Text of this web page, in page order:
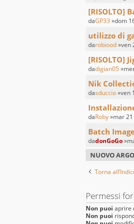
[RISOLTO]
daGP33 »dom
utilizzo di
darobiood»ven
[RISOLTO]
dadigian05
Nik
dasduccio»ven
daRoby»mar
Batch
dadonGoGo
NUOVO
Torna
Permessi
Non puoi aprire
Non puoi